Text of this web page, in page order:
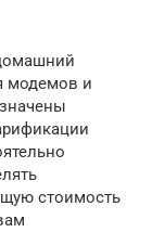
модемов и
стоимость